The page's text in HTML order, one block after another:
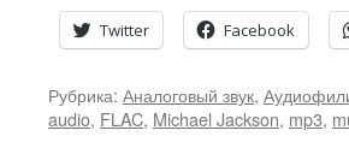
Twitter Facebook
Рубрика: Аналоговый звук,
audio, FLAC, Michael Jackson, mp3,